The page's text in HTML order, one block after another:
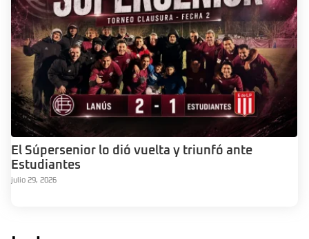
El Súpersenior lo dió vuelta y triunfó ante
Estudiantes
julio 29, 2026